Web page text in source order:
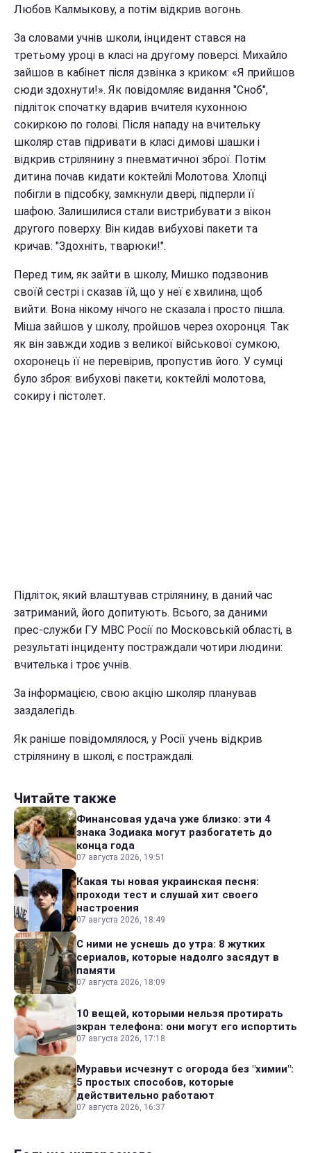
Любов Калмыкову, а потім відкрив вогонь.
За словами учнів школи, інцидент стався на
третьому уроці в класі на другому поверсі. Михайло
зайшов в кабінет після дзвінка з криком: «Я прийшов
сюди здохнути!». Як повідомляє видання "Сноб",
підліток спочатку вдарив вчителя кухонною
сокиркою по голові. Після нападу на вчительку
школяр став підривати в класі димові шашки і
відкрив стрілянину з пневматичної зброї. Потім
дитина почав кидати коктейлі Молотова. Хлопці
побігли в підсобку, замкнули двері, підперли її
шафою. Залишилися стали вистрибувати з вікон
другого поверху. Він кидав вибухові пакети та
кричав: "Здохніть, тварюки!".
Перед тим, як зайти в школу, Мишко подзвонив
своїй сестрі і сказав їй, що у неї є хвилина, щоб
вийти. Вона нікому нічого не сказала і просто пішла.
Міша зайшов у школу, пройшов через охоронця. Так
як він завжди ходив з великої військової сумкою,
охоронець її не перевірив, пропустив його. У сумці
було зброя: вибухові пакети, коктейлі молотова,
сокиру і пістолет.
Підліток, який влаштував стрілянину, в даний час
затриманий, його допитують. Всього, за даними
прес-служби ГУ МВС Росії по Московській області, в
результаті інциденту постраждали чотири людини:
вчителька і троє учнів.
За інформацією, свою акцію школяр планував
заздалегідь.
Як раніше повідомлялося, у Росії учень відкрив
стрілянину в школі, є постраждалі.
Читайте также
Финансовая удача уже близко: эти 4
знака Зодиака могут разбогатеть до
конца года
07 августа 2026, 19:51
Какая ты новая украинская песня:
проходи тест и слушай хит своего
настроения
07 августа 2026, 18:49
С ними не уснешь до утра: 8 жутких
сериалов, которые надолго засядут в
памяти
07 августа 2026, 18:09
10 вещей, которыми нельзя протирать
экран телефона: они могут его испортить
07 августа 2026, 17:18
Муравьи исчезнут с огорода без "химии":
5 простых способов, которые
действительно работают
07 августа 2026, 16:37